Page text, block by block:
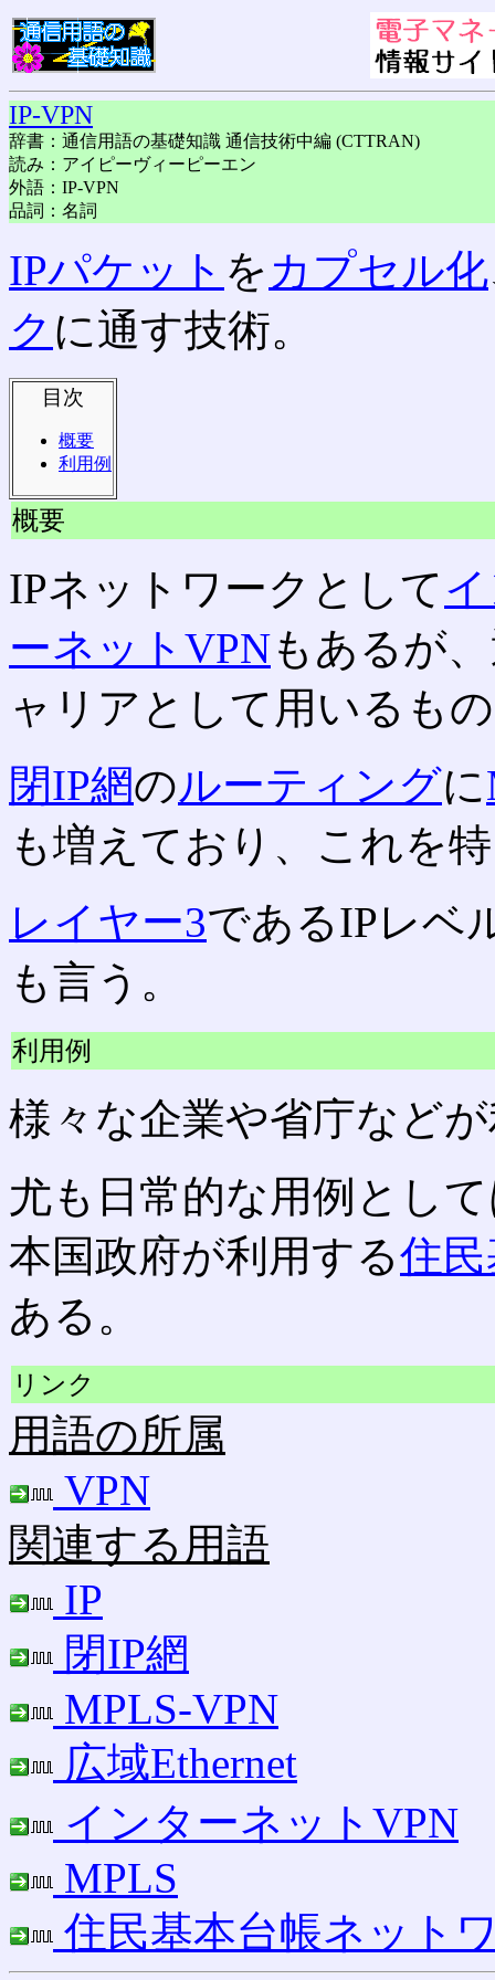
IP-VPN
辞書：通信用語の基礎知識 通信技術中編 (CTTRAN)
読み：アイピーヴィーピーエン
外語：IP-VPN
品詞：名詞
IPパケット を カプセル化
ク に通す技術。
目次
概要
利用例
概要
IPネットワークとして
ーネットVPNもあるが
ャリアとして用いるも
閉IP網のルーティングに
も増えており、これを
レイヤー3であるIPレベ
も言う。
利用例
様々な企業や省庁など
尤も日常的な用例とし
本国政府が利用する住
ある。
リンク
用語の所属
VPN
関連する用語
IP
閉IP網
MPLS-VPN
広域Ethernet
インターネットVPN
MPLS
住民基本台帳ネット